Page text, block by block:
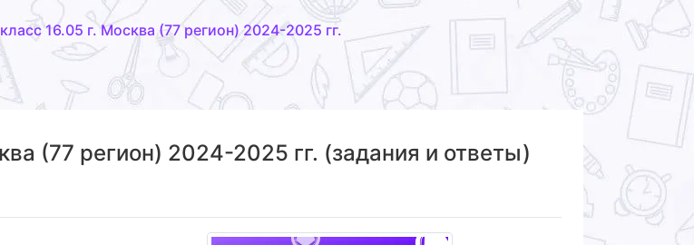
16.05 г. Москва (77 регион) 2024-2025 гг.
(77 регион) 2024-2025 гг. (задания и ответы)